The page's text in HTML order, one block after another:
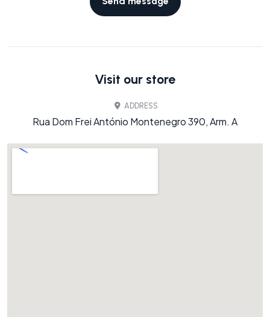
Visit our store
ADDRESS
Rua Dom Frei António Montenegro 390, Arm. A